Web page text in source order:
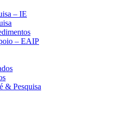
– IE
– EAIP
& Pesquisa